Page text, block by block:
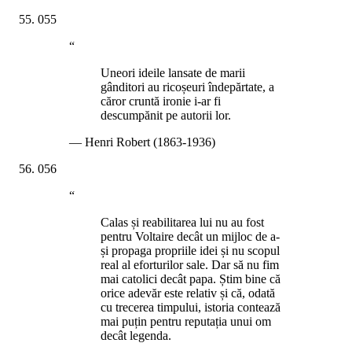
055
“
Uneori ideile lansate de marii
gânditori au ricoșeuri îndepărtate, a
căror cruntă ironie i-ar fi
descumpănit pe autorii lor.
— Henri Robert (1863-1936)
056
“
Calas și reabilitarea lui nu au fost
pentru Voltaire decât un mijloc de a-
și propaga propriile idei și nu scopul
real al eforturilor sale. Dar să nu fim
mai catolici decât papa. Știm bine că
orice adevăr este relativ și că, odată
cu trecerea timpului, istoria contează
mai puțin pentru reputația unui om
decât legenda.